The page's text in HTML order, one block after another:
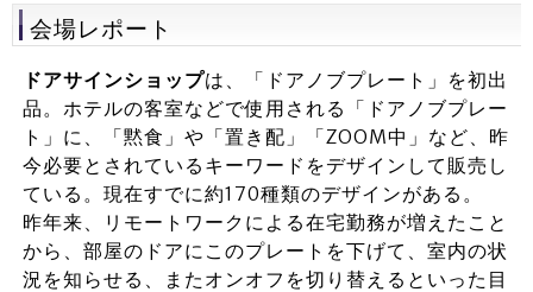
会場レポート
ドアサインショップは、「ドアノブプレート」を初出
品。ホテルの客室などで使用される「ドアノブプレー
ト」に、「黙食」や「置き配」「ZOOM中」など、昨
今必要とされているキーワードをデザインして販売し
ている。現在すでに約170種類のデザインがある。
昨年来、リモートワークによる在宅勤務が増えたこと
から、部屋のドアにこのプレートを下げて、室内の状
況を知らせる、またオンオフを切り替えるといった目